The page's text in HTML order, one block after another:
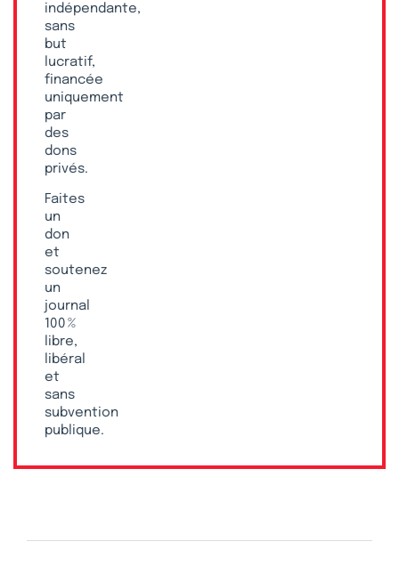
indépendante,
sans
but
lucratif,
financée
uniquement
par
des
dons
privés.
Faites
un
don
et
soutenez
un
journal
100 %
libre,
libéral
et
sans
subvention
publique.